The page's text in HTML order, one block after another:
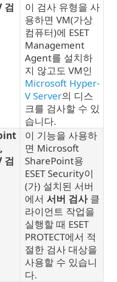
검
이 검사 유형을 사
용하면 VM(가상
컴퓨터)에 ESET
Management
Agent를 설치하
지 않고도 VM인
Microsoft Hyper-
V Server의 디스
크를 검사할 수 있
습니다.
검
이 기능을 사용하
면 Microsoft
SharePoint용
ESET Security이
(가) 설치된 서버
에서 서버 검사클
라이언트 작업을
실행할 때 ESET
PROTECT에서 적
절한 검사 대상을
사용할 수 있습니
다.